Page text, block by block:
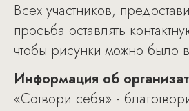
Всех участников,
просьба оставлять
чтобы рисунки можно было
Информация об
«Сотвори себя» -